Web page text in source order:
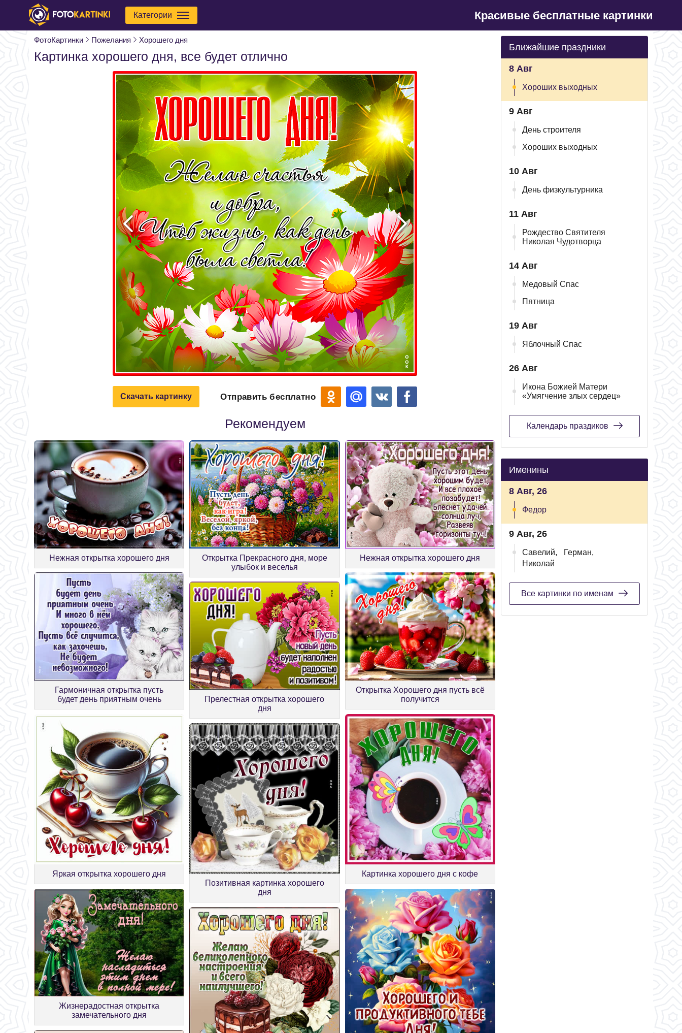
Категории Красивые бесплатные картинки
ФотоКартинки Пожелания Хорошего дня
Картинка хорошего дня, все будет отлично
Скачать картинку Отправить бесплатно
Рекомендуем
Нежная открытка хорошего дня
Открытка Прекрасного дня, море
улыбок и веселья
Нежная открытка хорошего дня
Гармоничная открытка пусть
будет день приятным очень
Прелестная открытка хорошего
дня
Открытка Хорошего дня пусть всё
получится
Яркая открытка хорошего дня
Позитивная картинка хорошего
дня
Картинка хорошего дня с кофе
Жизнерадостная открытка
замечательного дня
Ближайшие праздники
8 Авг
Хороших выходных
9 Авг
День строителя
Хороших выходных
10 Авг
День физкультурника
11 Авг
Рождество Святителя
Николая Чудотворца
14 Авг
Медовый Спас
Пятница
19 Авг
Яблочный Спас
26 Авг
Икона Божией Матери
«Умягчение злых сердец»
Календарь праздиков
Именины
8 Авг, 26
Федор
9 Авг, 26
Савелий,
Герман,
Николай
Все картинки по именам